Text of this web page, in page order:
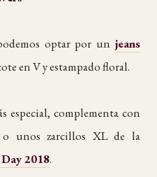
optar por un jeans
en V y estampado floral.
especial, complementa con
unos zarcillos XL de la
2018.